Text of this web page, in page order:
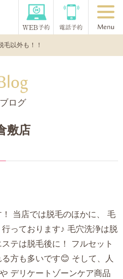
毛以外も！！
ブログ
敷店
当店では脱毛のほかに、 毛
っております♪ 毛穴洗浄は脱
テは脱毛後に！ フルセット
方も多いです😊 そして、人
デリケートゾーンケア商品